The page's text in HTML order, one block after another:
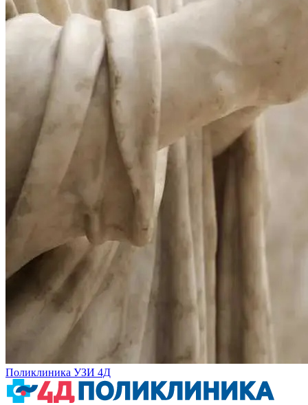
Поликлиника УЗИ 4Д